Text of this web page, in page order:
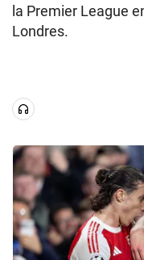
la Premier League
Londres.